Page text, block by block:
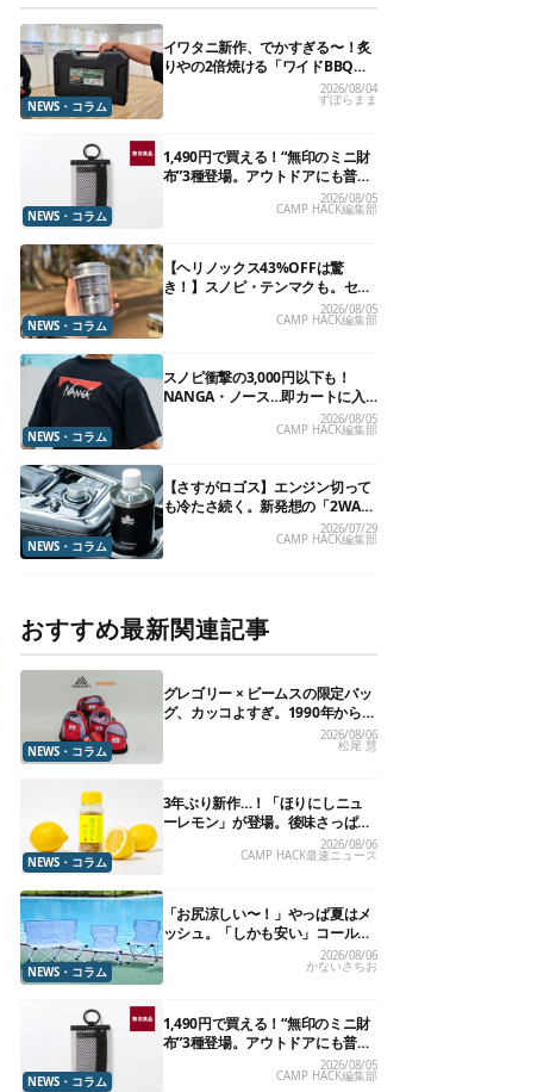
NEWS・コラム
イワタニ新作、でかすぎる〜！炙
りやの2倍焼ける「ワイドBBQグ
リル」で“豪快焼肉”できるよ【再
販開始】
2026/08/04
ずぼらまま
NEWS・コラム
1,490円で買える！“無印のミニ財
布”3種登場。アウトドアにも普段
2026/08/05
CAMP HACK編集部
NEWS・コラム
【ヘリノックス43%OFFは驚
き！】スノピ・テンマクも。セー
ル中の「見逃せないキャンプ道
具」12選
2026/08/05
CAMP HACK編集部
NEWS・コラム
スノピ衝撃の3,000円以下も！
NANGA・ノース…即カートに入
れたいアウトドアな「値下げ夏
2026/08/05
CAMP HACK編集部
NEWS・コラム
【さすがロゴス】エンジン切って
も冷たさ続く。新発想の「2WAY
仕様ボトルホルダー」が頼りにな
ります
2026/07/29
CAMP HACK編集部
おすすめ最新関連記事
NEWS・コラム
グレゴリー × ビームスの限定バッ
グ、カッコよすぎ。1990年から“3
年のみ使用”されていた、紫タグ
2026/08/06
松尾 慧
NEWS・コラム
3年ぶり新作…！「ほりにしニュ
ーレモン」が登場。後味さっぱり
の万能スパイス！【8月21日発
2026/08/06
CAMP HACK最速ニュース
NEWS・コラム
「お尻涼しい〜！」やっぱ夏はメ
ッシュ。「しかも安い」コールマ
ン今年の新作は、カラーもさわや
かです
2026/08/06
かないさちお
NEWS・コラム
1,490円で買える！“無印のミニ財
布”3種登場。アウトドアにも普段
2026/08/05
CAMP HACK編集部